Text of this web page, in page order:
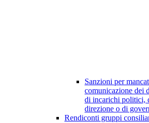
Sanzioni per
comunicazione dei
di incarichi politici,
direzione o di
Rendiconti gruppi